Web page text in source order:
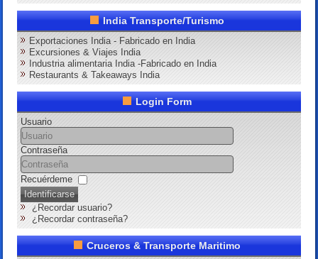
India Transporte/Turismo
Exportaciones India - Fabricado en India
Excursiones & Viajes India
Industria alimentaria India -Fabricado en India
Restaurants & Takeaways India
Login Form
Usuario
Contraseña
Recuérdeme
Identificarse
¿Recordar usuario?
¿Recordar contraseña?
Cruceros & Transporte Maritimo